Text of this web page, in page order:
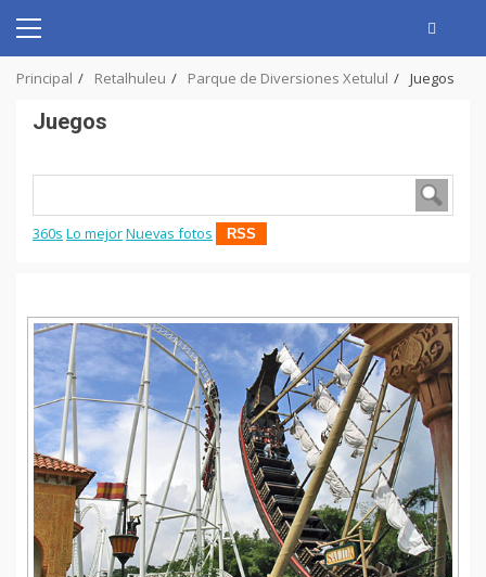
content
Primary
Principal Retalhuleu Parque de Diversiones Xetulul Juegos
Juegos
360s Lo mejorNuevas fotos RSS